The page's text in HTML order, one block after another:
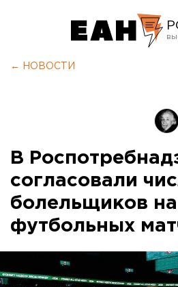
← НОВОСТИ
В
согласовали
болельщиков на
футбольных